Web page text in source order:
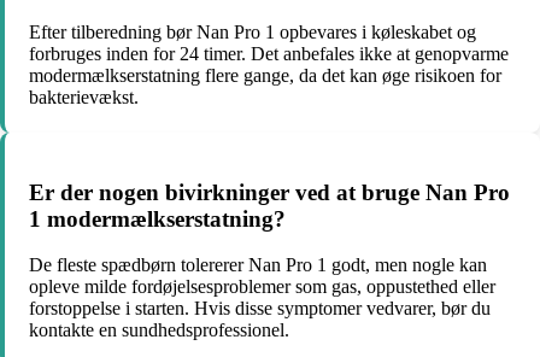
Efter tilberedning bør Nan Pro 1 opbevares i køleskabet og
forbruges inden for 24 timer. Det anbefales ikke at genopvarme
modermælkserstatning flere gange, da det kan øge risikoen for
bakterievækst.
Er der nogen bivirkninger ved at bruge Nan Pro
1 modermælkserstatning?
De fleste spædbørn tolererer Nan Pro 1 godt, men nogle kan
opleve milde fordøjelsesproblemer som gas, oppustethed eller
forstoppelse i starten. Hvis disse symptomer vedvarer, bør du
kontakte en sundhedsprofessionel.